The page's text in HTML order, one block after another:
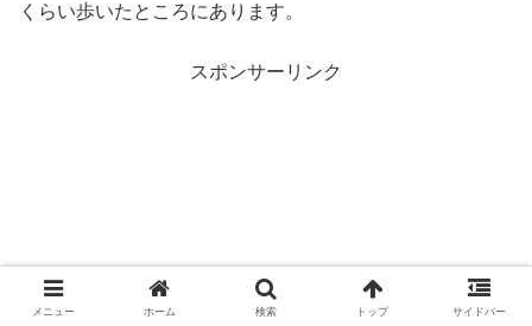
くらい歩いたところにあります。
スポンサーリンク
メニュー ホーム 検索 トップ サイドバー